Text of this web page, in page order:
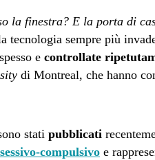
la finestra? E la porta di
tecnologia sempre più
e controllate
di Montreal, che hanno
stati pubblicati
compulsivo e